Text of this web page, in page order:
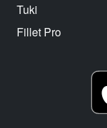
Tuki
Fillet Pro